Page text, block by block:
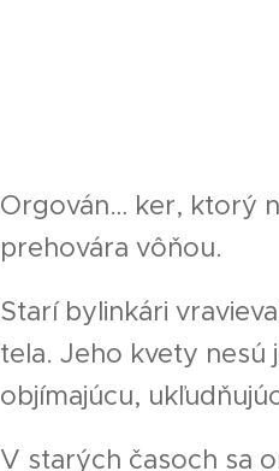
Orgován… ker, ktorý
prehovára vôňou.
Starí bylinkári
tela. Jeho kvety nesú
objímajúcu,
V starých časoch sa